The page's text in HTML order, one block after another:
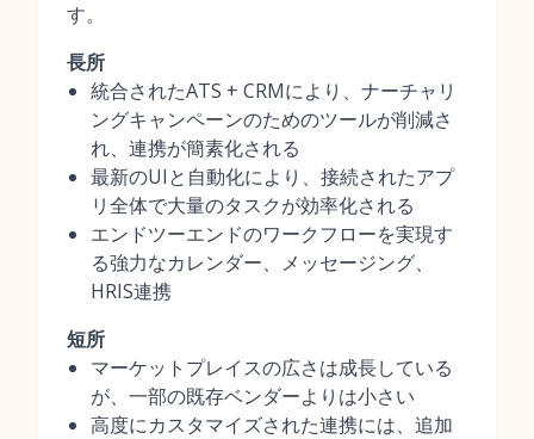
す。
長所
統合されたATS + CRMにより、ナーチャリ
ングキャンペーンのためのツールが削減さ
れ、連携が簡素化される
最新のUIと自動化により、接続されたアプ
リ全体で大量のタスクが効率化される
エンドツーエンドのワークフローを実現す
る強力なカレンダー、メッセージング、
HRIS連携
短所
マーケットプレイスの広さは成長している
が、一部の既存ベンダーよりは小さい
高度にカスタマイズされた連携には、追加